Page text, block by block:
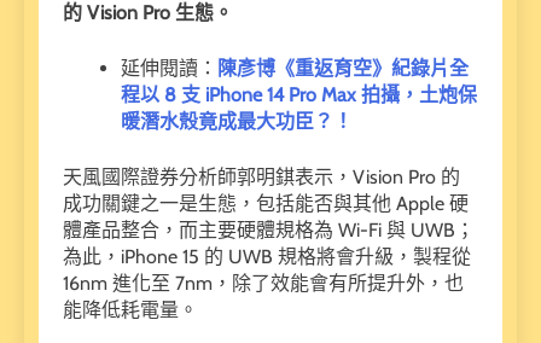
的 Vision Pro 生態。
延伸閱讀： 陳彥博《重返育空》紀錄片全
程以 8 支 iPhone 14 Pro Max 拍攝，土炮保
暖潛水殼竟成最大功臣？！
天風國際證券分析師郭明錤表示，Vision Pro 的
成功關鍵之一是生態，包括能否與其他 Apple 硬
體產品整合，而主要硬體規格為 Wi-Fi 與 UWB；
為此，iPhone 15 的 UWB 規格將會升級，製程從
16nm 進化至 7nm，除了效能會有所提升外，也
能降低耗電量。